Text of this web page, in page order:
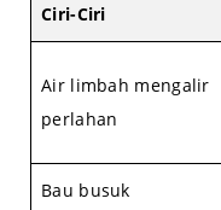
Ciri-Ciri
Air limbah mengalir
perlahan
Bau busuk